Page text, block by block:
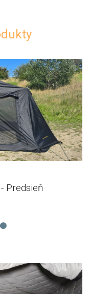
Predsieň